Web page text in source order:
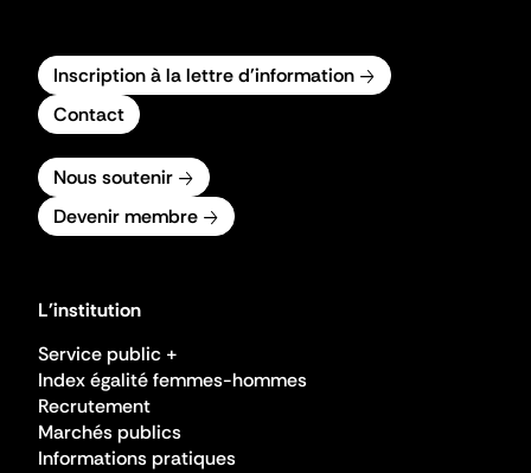
Inscription à la lettre d'information
Contact
Nous soutenir
Devenir membre
L'institution
Service public +
Index égalité femmes-hommes
Recrutement
Marchés publics
Informations pratiques